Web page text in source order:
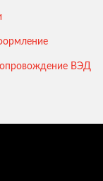
ВЭД